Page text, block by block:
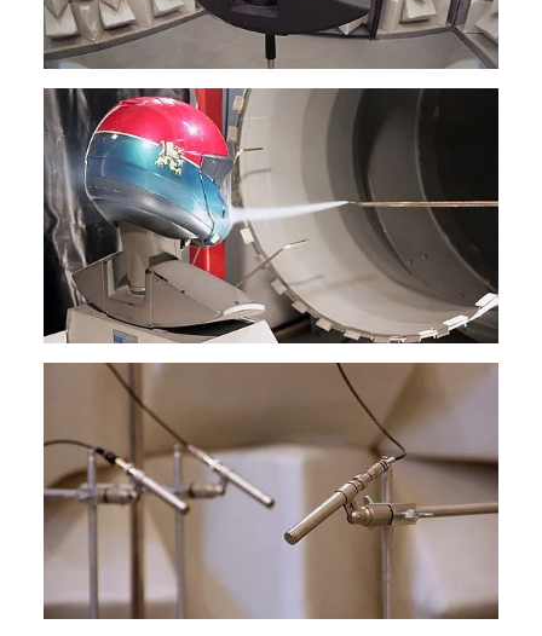
1 Jahr
Performance
Name:
staticfilecache
Zweck:
Für performante Seitenauslieferung wird in diesem Cookie
gespeichert, ob man eingeloggt ist.
Sprachpräferenz
Name:
site-language-preference
Zweck:
Das Cookie speichert die gewählte Sprache der Website.
Cookie Laufzeit:
Chat